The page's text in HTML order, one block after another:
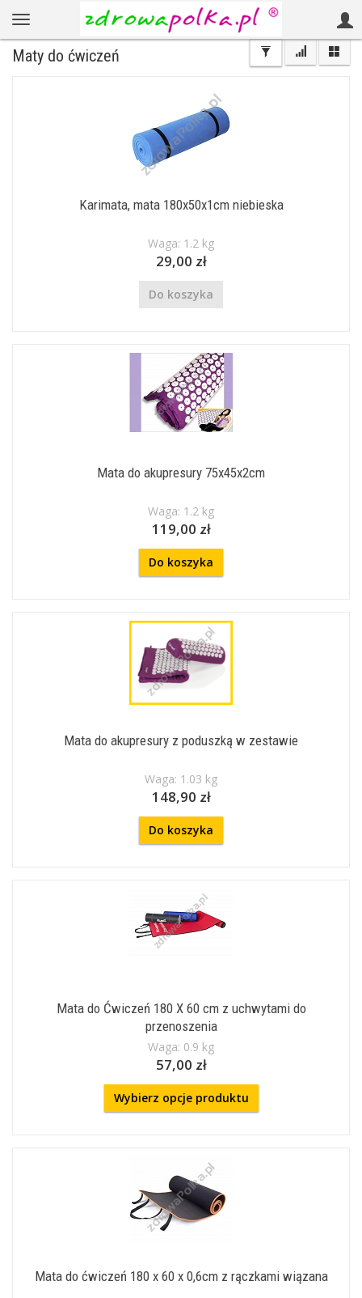
Maty do ćwiczeń
Karimata, mata 180x50x1cm niebieska
Waga: 1.2 kg
29,00 zł
Do koszyka
Mata do akupresury 75x45x2cm
Waga: 1.2 kg
119,00 zł
Do koszyka
Mata do akupresury z poduszką w zestawie
Waga: 1.03 kg
148,90 zł
Do koszyka
Mata do Ćwiczeń 180 X 60 cm z uchwytami do
przenoszenia
Waga: 0.9 kg
57,00 zł
Wybierz opcje produktu
Mata do ćwiczeń 180 x 60 x 0,6cm z rączkami wiązana